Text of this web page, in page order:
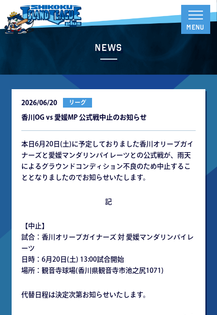
News
2026/06/20 リーグ
香川OG vs 愛媛MP 公式戦中止のお知らせ
本日6月20日(土)に予定しておりました香川オリーブガイ
ナーズと愛媛マンダリンパイレーツとの公式戦が、雨天
によるグラウンドコンディション不良のため中止するこ
ととなりましたのでお知らせいたします。
記
【中止】
試合：香川オリーブガイナーズ 対 愛媛マンダリンパイレ
ーツ
日時：6月20日(土) 13:00試合開始
場所：観音寺球場(香川県観音寺市池之尻1071)
代替日程は決定次第お知らせいたします。